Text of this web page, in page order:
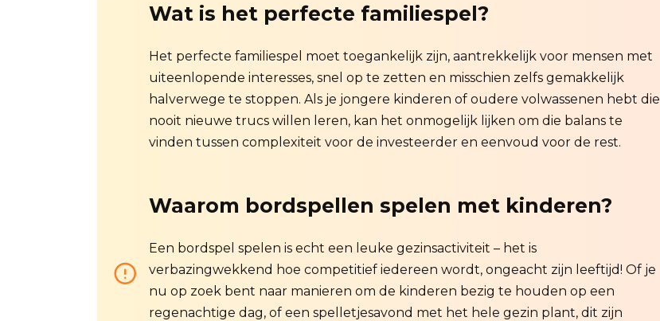
Wat is het perfecte familiespel?
Het perfecte familiespel moet toegankelijk zijn, aantrekkelijk voor mensen met
uiteenlopende interesses, snel op te zetten en misschien zelfs gemakkelijk
halverwege te stoppen. Als je jongere kinderen of oudere volwassenen hebt die
nooit nieuwe trucs willen leren, kan het onmogelijk lijken om die balans te
vinden tussen complexiteit voor de investeerder en eenvoud voor de rest.
Waarom bordspellen spelen met kinderen?
Een bordspel spelen is echt een leuke gezinsactiviteit – het is
verbazingwekkend hoe competitief iedereen wordt, ongeacht zijn leeftijd! Of je
nu op zoek bent naar manieren om de kinderen bezig te houden op een
regenachtige dag, of een spelletjesavond met het hele gezin plant, dit zijn